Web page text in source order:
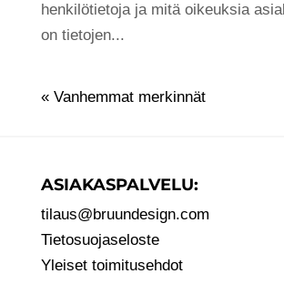
henkilötietoja ja mitä oikeuksia
on tietojen...
« Vanhemmat merkinnät
ASIAKASPALVELU:
tilaus@bruundesign.com
Tietosuojaseloste
Yleiset toimitusehdot